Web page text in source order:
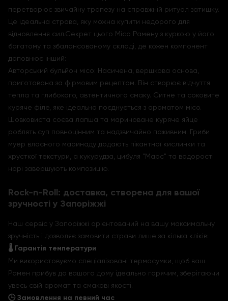
перетворює звичайну трапезу на справжній ритуал затишку.
Це ідеальна страва, яку можна купити недорого для
відновлення сил.Секрет цього Місо Рамену з куркою у його
багатому та збалансованому складі, де кожен компонент
доповнює інший:
Авторський бульйон місо: Насичена, вершкова основа,
приготована за фірмовим рецептом. Він створює відчуття
тепла та глибокого, автентичного смаку. Ситне та соковите
куряче філе, яке ідеально поєднується з ароматом місо.
Шовковиста соєва лапша та мариноване куряче яйце
роблять суп повноцінним та надзвичайно поживним. Гриби
муер власного маринаду додають пікантної кислинки та
хрусткої текстури, а кукурудза, цибуля "Марс" та водорості
норі завершують композицію.
Rock-n-Roll: доставка, створена для вашої
зручності у Запоріжжі
Наш сервіс у Запоріжжі орієнтований на вашу максимальну
зручність і дозволяє замовити страви лише за кілька кліків:
🌡️ Гарантія температури
Ми використовуємо спеціалізовані термосумки, щоб ваш
Рамен прибув до вашого дому ідеально гарячим, зберігаючи
увесь свій аромат та смакові якості.
🕒 Замовлення на певний час